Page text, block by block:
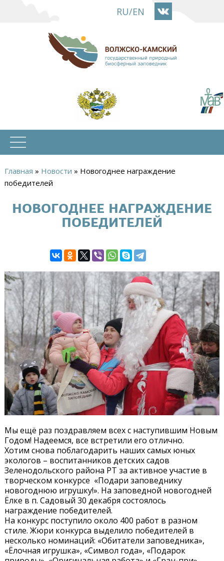
основному
содержанию
RU/EN
Вы
здесь
Главная » Новости » Новогоднее награждение
победителей
НОВОГОДНЕЕ НАГРАЖДЕНИЕ
ПОБЕДИТЕЛЕЙ
Мы ещё раз поздравляем всех с наступившим Новым
Годом! Надеемся, все встретили его отлично.
Хотим снова поблагодарить наших самых юных
экологов – воспитанников детских садов
Зеленодольского района РТ за активное участие в
творческом конкурсе «Подари заповеднику
новогоднюю игрушку!». На заповедной новогодней
Ёлке в п. Садовый 30 декабря состоялось
награждение победителей.
На конкурс поступило около 400 работ в разном
стиле. Жюри конкурса выделило победителей в
несколько номинаций: «Обитатели заповедника»,
«Ёлочная игрушка», «Символ года», «Подарок